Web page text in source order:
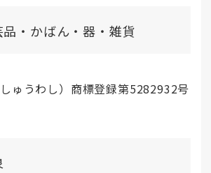
・かばん・器・雑貨
ゅうわし）商標登録第5282932号